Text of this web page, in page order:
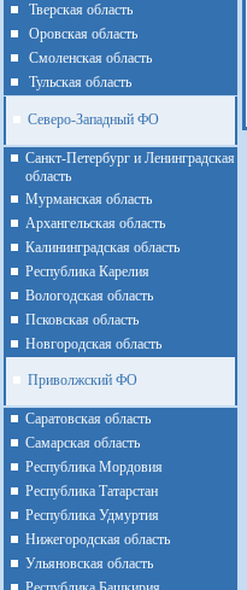
Тверская область
Оровская область
Смоленская область
Тульская область
Северо-Западный ФО
Санкт-Петербург и Ленинградская
область
Мурманская область
Архангельская область
Калининградская область
Республика Карелия
Вологодская область
Псковская область
Новгородская область
Приволжский ФО
Cаратовская область
Cамарская область
Республика Мордовия
Республика Татарстан
Республика Удмуртия
Нижегородская область
Ульяновская область